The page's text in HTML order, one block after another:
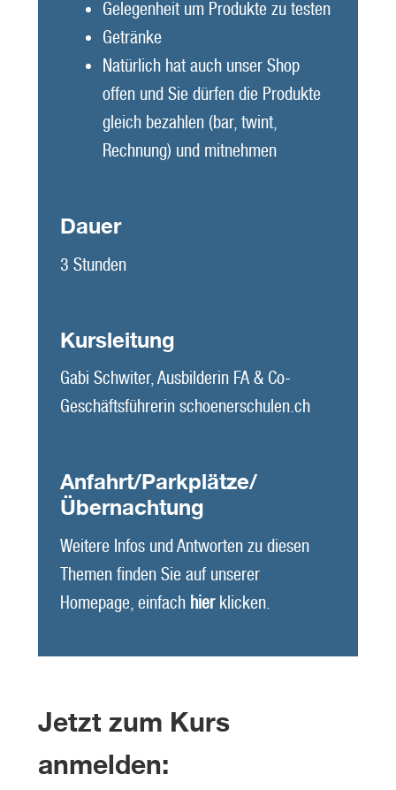
Gelegenheit um Produkte zu testen
Getränke
Natürlich hat auch unser Shop
offen und Sie dürfen die Produkte
gleich bezahlen (bar, twint,
Rechnung) und mitnehmen
Dauer
3 Stunden
Kursleitung
Gabi Schwiter, Ausbilderin FA & Co-
Geschäftsführerin schoenerschulen.ch
Anfahrt/Parkplätze/
Übernachtung
Weitere Infos und Antworten zu diesen
Themen finden Sie auf unserer
Homepage, einfach hierklicken.
Jetzt zum Kurs
anmelden: